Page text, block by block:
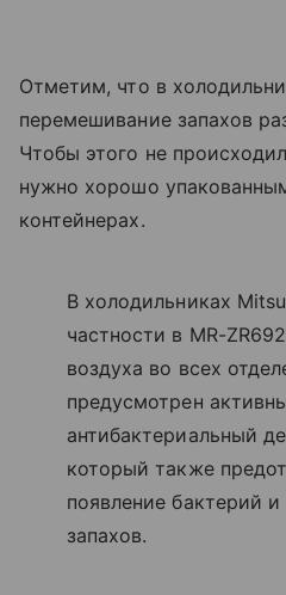
Отметим, что в
перемешивание запахов
Чтобы этого не
нужно хорошо
контейнерах.
В холодильниках
частности в MR-
воздуха во всех
предусмотрен
антибактериальный
который также
появление бактерий
запахов.